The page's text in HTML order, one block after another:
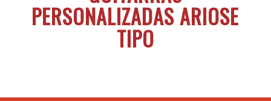
PERSONALIZADAS ARIOSE
TIPO